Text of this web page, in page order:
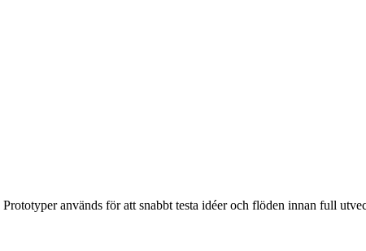
används för att snabbt testa idéer och flöden innan full